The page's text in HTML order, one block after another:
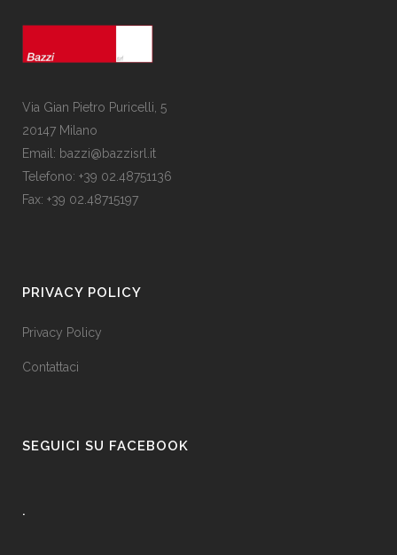
Via Gian Pietro Puricelli, 5
20147 Milano
Email: bazzi@bazzisrl.it
Telefono: +39 02.48751136
Fax: +39 02.48715197
PRIVACY POLICY
Privacy Policy
Contattaci
SEGUICI SU FACEBOOK
.